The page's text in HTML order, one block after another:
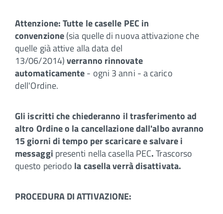
Attenzione:Tutte le caselle PEC in
convenzione(sia quelle di nuova attivazione che
quelle già attive alla data del
13/06/2014)verranno rinnovate
automaticamente- ogni 3 anni - a carico
dell'Ordine.
Gli iscritti che chiederanno il trasferimento ad
altro Ordine o la cancellazione dall'albo avranno
15 giorni di tempo per scaricare e salvare i
messaggi presenti nella casella PEC.Trascorso
questo periodo la casella verrà disattivata.
PROCEDURA DI ATTIVAZIONE: